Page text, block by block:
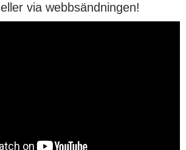
via webbsändningen!